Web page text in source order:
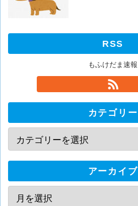
RSS
もふけだま速報
カテゴリー
アーカイブ